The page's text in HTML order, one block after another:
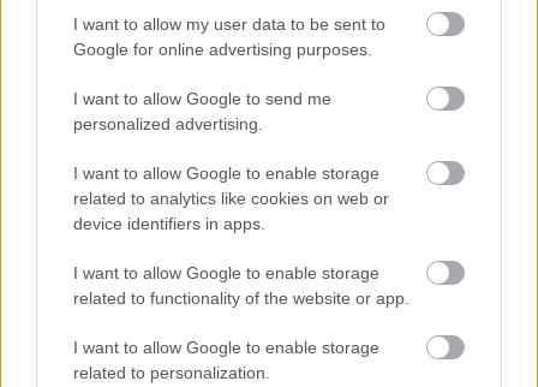
I want to allow my user data to be sent to
Google for online advertising purposes.
I want to allow Google to send me
personalized advertising.
I want to allow Google to enable storage
related to analytics like cookies on web or
device identifiers in apps.
I want to allow Google to enable storage
related to functionality of the website or app.
I want to allow Google to enable storage
related to personalization.
Mangó, avagy a szívemben már nyár
Havasilive•2021. március 23.
Igen, mangóóó, avagy a nyár előhírnöke! Valljuk be,
nagyon vártuk a tavaszi napsütést, és isteniek ezek a